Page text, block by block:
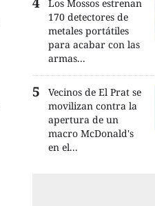
Los Mossos estrenan
170 detectores de
metales portátiles
para acabar con las
armas...
Vecinos de El Prat se
movilizan contra la
apertura de un
macro McDonald's
en el...